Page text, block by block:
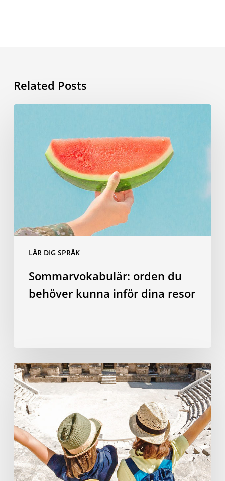
Related Posts
LÄR DIG SPRÅK
Sommarvokabulär: orden du
behöver kunna inför dina resor
Varför
att
studera
ett
språk
utomlands
är
den
bästa